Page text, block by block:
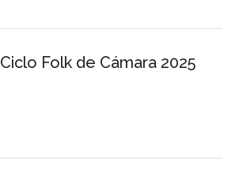
Ciclo Folk de Cámara 2025